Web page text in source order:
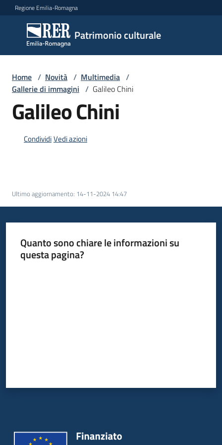
Vai al contenuto
Vai alla navigazione
Vai al footer
Regione Emilia-Romagna
Patrimonio culturale
Patrimonio
culturale
Argomenti
Leggi
Atti
Piani
Programmi
Home / Novità / Multimedia /
Gallerie di immagini / Galileo Chini
Galileo Chini
CondividiVedi azioni
Ultimo aggiornamento: 14-11-2024 14:47
Quanto sono chiare le informazioni su
questa pagina?